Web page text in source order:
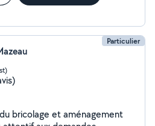
Particulier
bricolage et aménagement